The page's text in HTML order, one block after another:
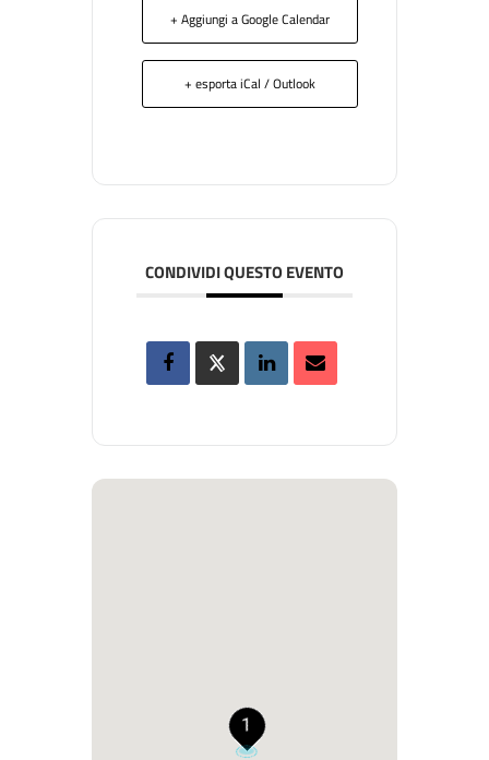
+ Aggiungi a Google Calendar
+ esporta iCal / Outlook
CONDIVIDI QUESTO EVENTO
1